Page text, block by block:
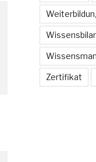
Zertifikat